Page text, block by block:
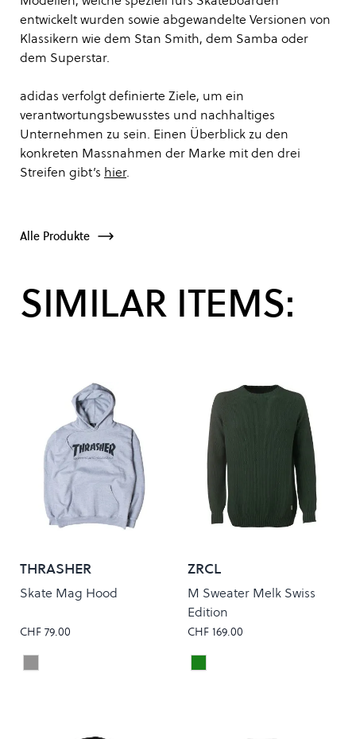
entwickelt wurden sowie abgewandelte Versionen von
Klassikern wie dem Stan Smith, dem Samba oder
dem Superstar.
adidas verfolgt definierte Ziele, um ein
verantwortungsbewusstes und nachhaltiges
Unternehmen zu sein. Einen Überblick zu den
konkreten Massnahmen der Marke mit den drei
Streifen gibt’s hier.
Alle Produkte
SIMILAR ITEMS:
THRASHER
Skate Mag Hood
CHF 79.00
Colour
Grey
ZRCL
M Sweater Melk Swiss
Edition
CHF 169.00
Colour
Dark Green